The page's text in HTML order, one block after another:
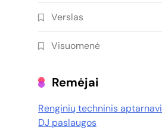
Verslas
Visuomenė
Remėjai
Renginių techninis
DJ paslaugos